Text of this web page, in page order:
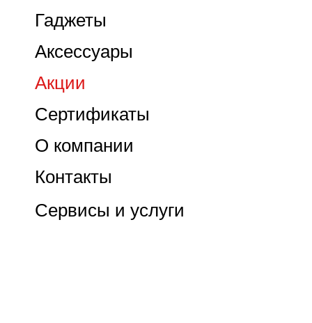
Контакты
О компании
Сертификаты
Акции
Аксессуары
Гаджеты
Сервисы и услуги